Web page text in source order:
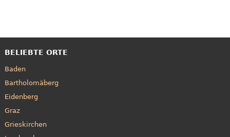
BELIEBTE ORTE
Baden
Bartholomäberg
Eidenberg
Graz
Grieskirchen